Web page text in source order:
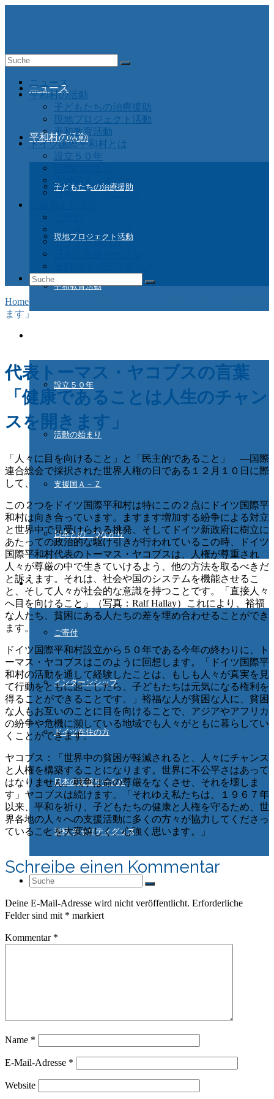
ニュース
平和村の活動
子どもたちの治療援助
現地プロジェクト活動
平和教育活動
設立５０年
活動の始まり
支援国Ａ－Ｚ
日本との つながり
ご協力ください
ご寄付
インターンシップ
ドイツ在住の方
日本の支援サークル
資料 チャリティグッズ
Suche
Suche
ニュース
平和村の活動
子どもたちの治療援助
現地プロジェクト活動
平和教育活動
ドイツ国際平和村とは
設立５０年
支援国Ａ－Ｚ
日本との つながり
インターンシップ
ドイツ在住の方
Suche
nach:
Home
ます」
代表トーマス・ヤコブスの言葉
「健康であることは人生のチャン
スを開きます」
「人々に目を向けること」と「民主的であること」 ―国際
連合総会で採択された世界人権の日である１２月１０日に際
して、
この２つをドイツ国際平和村は特にこの２点にドイツ国際平
和村は向き合っています。ますます増加する紛争による対立
と世界中で見受けられる挑発、そしてドイツ新政府に樹立に
あたっての政治的な駆け引きが行われているこの時、ドイツ
国際平和村代表のトーマス・ヤコブスは、人権が尊重され
人々が尊厳の中で生きていけるよう、他の方法を取るべきだ
と訴えます。それは、社会や国のシステムを機能させるこ
と、そして人々が社会的な意識を持つことです。「直接人々
へ目を向けること」（写真：Ralf Hallay）これにより、裕福
な人たち、貧困にある人たちの差を埋め合わせることができ
ます。
ドイツ国際平和村設立から５０年である今年の終わりに、ト
ーマス・ヤコブスはこのように回想します。「ドイツ国際平
和村の活動を通して経験したことは、もしも人々が真実を見
て行動をともに起こしたら、子どもたちは元気になる権利を
得ることができることです。」裕福な人が貧困な人に、貧困
な人もお互いのことに目を向けることで、アジアやアフリカ
の紛争や危機に瀕している地域でも人々がともに暮らしてい
くことができます。
ヤコブス：「世界中の貧困が軽減されると、人々にチャンス
と人権を構築することになります。世界に不公平さはあって
はなりません。戦争は命の尊厳をなくさせ、それを壊しま
す」ヤコブスは続けます。「それゆえ私たちは、１９６７年
以来、平和を祈り、子どもたちの健康と人権を守るため、世
界各地の人々への支援活動に多くの方々が協力してくださっ
ていることを大変嬉しく、心強く思います。」
Schreibe einen Kommentar
Deine E-Mail-Adresse wird nicht veröffentlicht. Erforderliche
Felder sind mit * markiert
Kommentar *
Name *
E-Mail-Adresse *
Website